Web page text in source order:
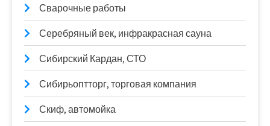
Сварочные работы
Серебряный век, инфракрасная сауна
Сибирский Кардан, СТО
Сибирьоптторг, торговая компания
Скиф, автомойка